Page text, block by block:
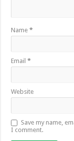
Name*
Email*
Website
Save my name,
I comment.